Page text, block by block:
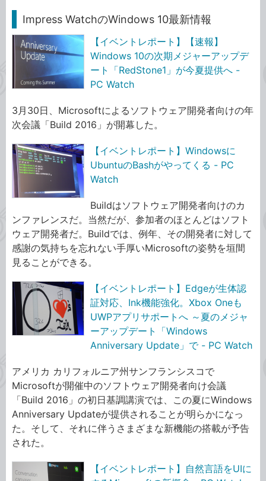
Impress WatchのWindows 10最新情報
【イベントレポート】【速報】
Windows 10の次期メジャーアップデ
ート「RedStone1」が今夏提供へ -
PC Watch
3月30日、Microsoftによるソフトウェア開発者向けの年
次会議「Build 2016」が開幕した。
【イベントレポート】Windowsに
UbuntuのBashがやってくる - PC
Watch
Buildはソフトウェア開発者向けのカ
ンファレンスだ。当然だが、参加者のほとんどはソフト
ウェア開発者だ。Buildでは、例年、その開発者に対して
感謝の気持ちを忘れない手厚いMicrosoftの姿勢を垣間
見ることができる。
【イベントレポート】Edgeが生体認
証対応、Ink機能強化。Xbox Oneも
UWPアプリサポートへ ～夏のメジャ
ーアップデート「Windows
Anniversary Update」で - PC Watch
アメリカ カリフォルニア州サンフランシスコで
Microsoftが開催中のソフトウェア開発者向け会議
「Build 2016」の初日基調講演では、この夏にWindows
Anniversary Updateが提供されることが明らかになっ
た。そして、それに伴うさまざまな新機能の搭載が予告
された。
【イベントレポート】自然言語をUIに